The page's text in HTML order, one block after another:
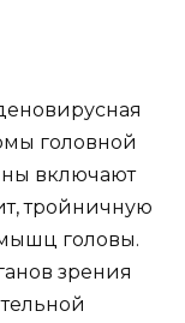
головной
включают
тройничную
головы.
зрения